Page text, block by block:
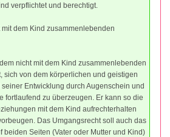
verpflichtet und berechtigt.
dem Kind zusammenlebenden
nicht mit dem Kind zusammenlebenden
sich von dem körperlichen und geistigen
Entwicklung durch Augenschein und
fortlaufend zu überzeugen. Er kann so die
mit dem Kind aufrechterhalten
Das Umgangsrecht soll auch das
beiden Seiten (Vater oder Mutter und Kind)